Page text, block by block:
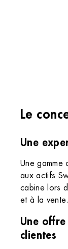
Le
Une
Une gamme
aux actifs
cabine lors
et à la vente.
Une
clientes